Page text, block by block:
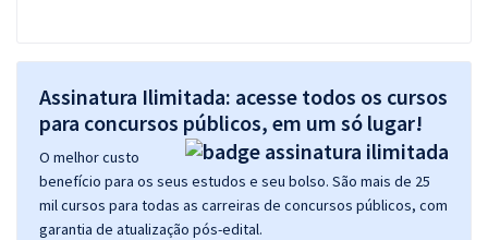
Assinatura Ilimitada: acesse todos os cursos
para concursos públicos, em um só lugar!
O melhor custo
benefício para os seus estudos e seu bolso. São mais de 25
mil cursos para todas as carreiras de concursos públicos, com
garantia de atualização pós-edital.